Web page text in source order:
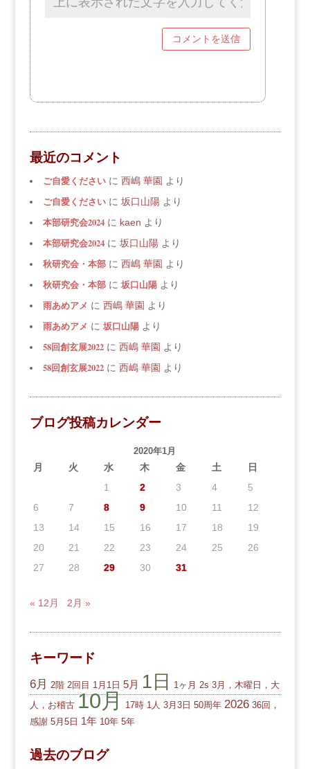
最近のコメント
ご自愛くださいに 西嶋 華園 より
ご自愛くださいに 坂口山陽より
本部研究会2024に kaen より
本部研究会2024に 坂口山陽より
秋研究会・本部に 西嶋 華園 より
秋研究会・本部に 坂口山陽より
雨あめアメ に 西嶋 華園 より
雨あめアメ に 坂口山陽より
58回創玄展2022に 西嶋 華園 より
58回創玄展2022に 西嶋 華園 より
ブログ投稿カレンダー
2020年1月
月 火 水 木 金 土
日
1
2 3 4
5
6
7 8 9 10 11
12
13
14 15 16 17 18
19
20
21 22 23 24 25
26
27
28 29 30 31
« 12月 2月 »
キーワード
6月 2階 2回目 1月1日 5月 1日 1ヶ月 2s 3月，木曜日，大
人，お稽古 10月 17時 1人 3月3日 50周年 2026 36回，
感謝 5月5日 1年 10年 5年
過去のブログ